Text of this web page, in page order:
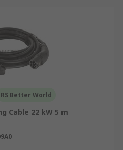
RS Better World
Cable 22 kW 5 m